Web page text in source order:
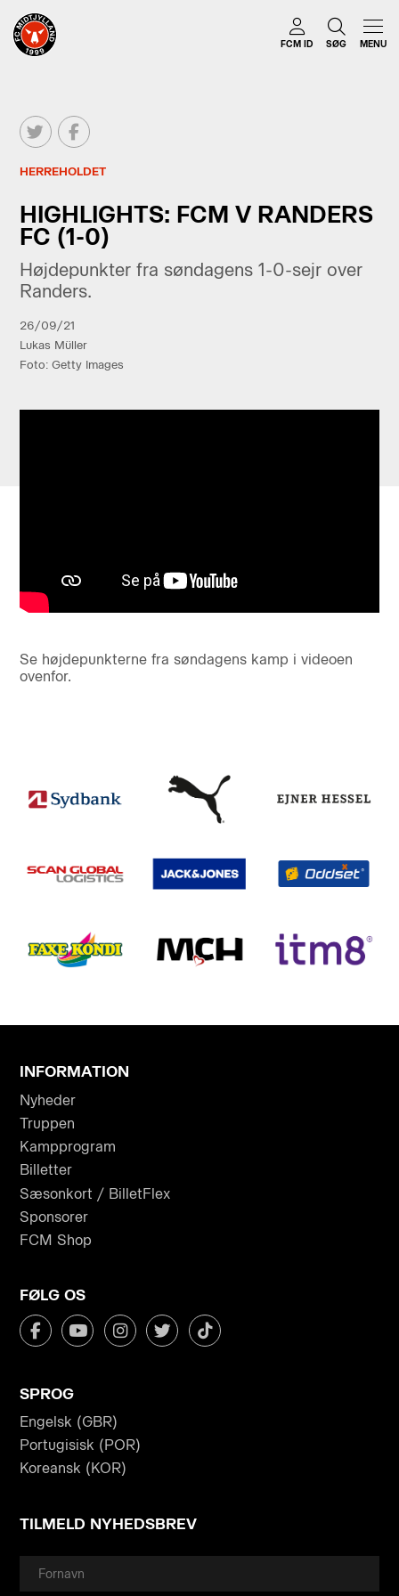
FCM ID SØG MENU
HERREHOLDET
HIGHLIGHTS: FCM V RANDERS
FC (1-0)
Højdepunkter fra søndagens 1-0-sejr over
Randers.
26/09/21
Lukas Müller
Foto: Getty Images
Se højdepunkterne fra søndagens kamp i videoen
ovenfor.
INFORMATION
Nyheder
Truppen
Kampprogram
Billetter
Sæsonkort / BilletFlex
Sponsorer
FCM Shop
FØLG OS
SPROG
Engelsk (GBR)
Portugisisk (POR)
Koreansk (KOR)
TILMELD NYHEDSBREV